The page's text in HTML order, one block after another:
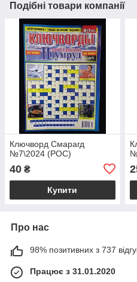
Подібні товари компанії
Ключворд Смарагд
№7\2024 (РОС)
40 ₴
Купити
Про нас
98% позитивних з 737
Працює з 31.01.2020